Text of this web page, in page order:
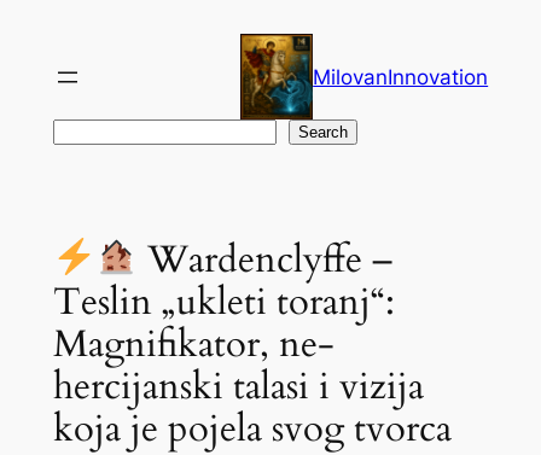
садржај
MilovanInnovation
Search
Wardenclyffe –
Teslin „ukleti toranj“:
Magnifikator, ne-
hercijanski talasi i vizija
koja je pojela svog tvorca